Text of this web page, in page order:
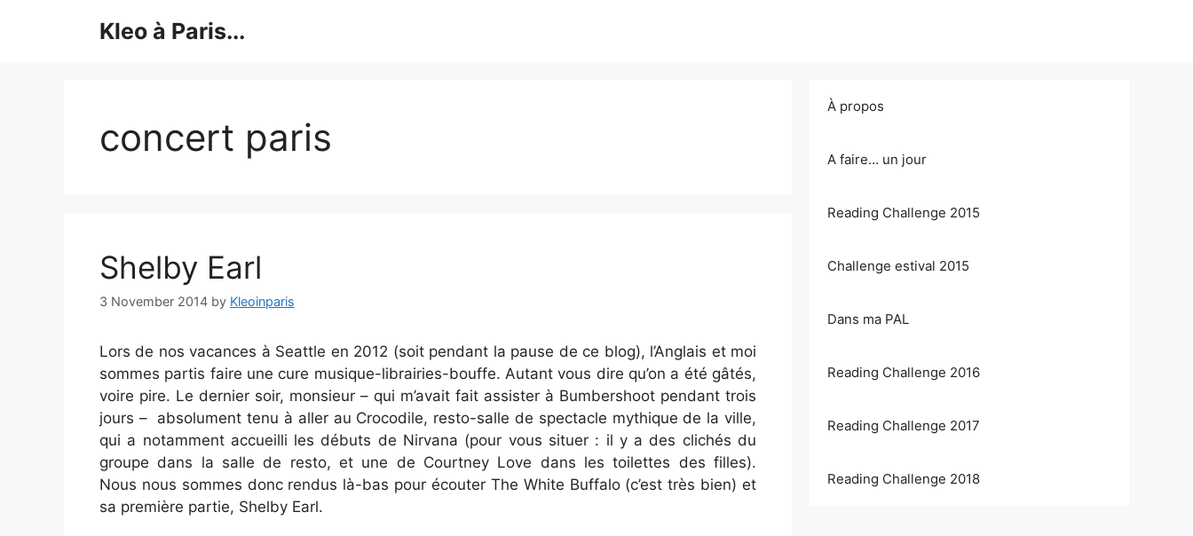
Kleo à Paris...
concert paris
Shelby Earl
3 November 2014 by Kleoinparis
Lors de nos vacances à Seattle en 2012 (soit pendant la pause de ce blog), l’Anglais et moi
sommes partis faire une cure musique-librairies-bouffe. Autant vous dire qu’on a été gâtés,
voire pire. Le dernier soir, monsieur – qui m’avait fait assister à Bumbershoot pendant trois
jours – absolument tenu à aller au Crocodile, resto-salle de spectacle mythique de la ville,
qui a notamment accueilli les débuts de Nirvana (pour vous situer : il y a des clichés du
groupe dans la salle de resto, et une de Courtney Love dans les toilettes des filles).
Nous nous sommes donc rendus là-bas pour écouter The White Buffalo (c’est très bien) et
sa première partie, Shelby Earl.
À propos
A faire… un jour
Reading Challenge 2015
Challenge estival 2015
Dans ma PAL
Reading Challenge 2016
Reading Challenge 2017
Reading Challenge 2018